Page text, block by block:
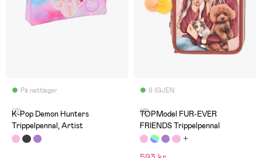
På nettlager
(0)
K-Pop Demon Hunters
Trippelpennal, Artist
9 IGJEN
(2)
TOPModel FUR-EVER
FRIENDS Trippelpennal